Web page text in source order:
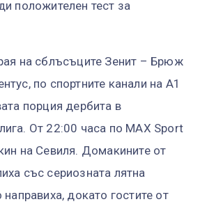
положителен тест за
на сблъсъците Зенит – Брюж
по спортните канали на А1
порция дербита в
От 22:00 часа по MAX Sport
на Севиля. Домакините от
със сериозната лятна
направиха, докато гостите от